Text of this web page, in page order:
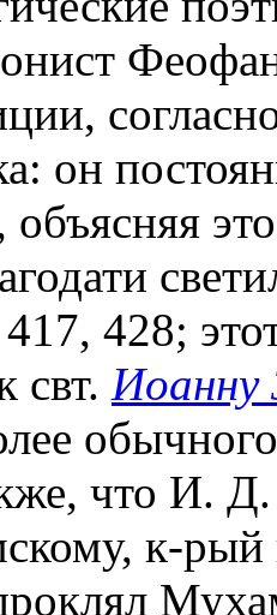
Феофан
он
объясняя
428;
свт. Иоанну
что И.
к-рый